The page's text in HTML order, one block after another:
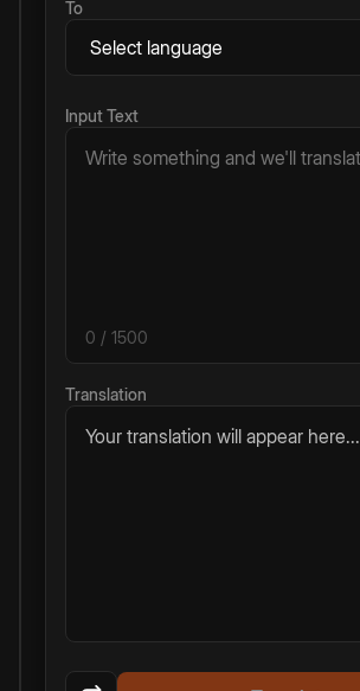
To
Input Text
0 / 1500
Translation
Your translation will appear here...